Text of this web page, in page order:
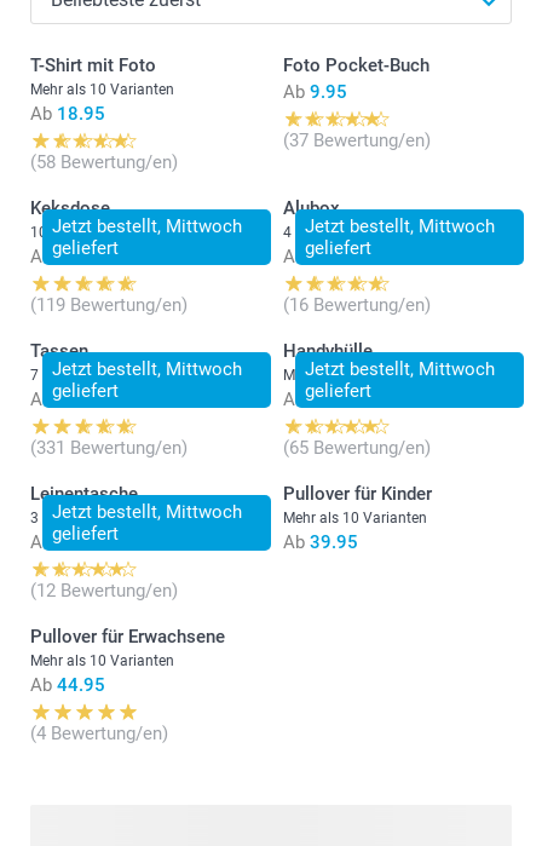
T-Shirt mit Foto
Mehr als 10 Varianten
Ab 18.95
(58 Bewertung/en)
Foto Pocket-Buch
Ab 9.95
(37 Bewertung/en)
Jetzt bestellt, Mittwoch
geliefert
Keksdose
10 Varianten
Ab 24.95
(119 Bewertung/en)
Jetzt bestellt, Mittwoch
geliefert
Alubox
4 Varianten
Ab 18.95
(16 Bewertung/en)
Jetzt bestellt, Mittwoch
geliefert
Tassen
7 Varianten
Ab 14.95
(331 Bewertung/en)
Jetzt bestellt, Mittwoch
geliefert
Handyhülle
Mehr als 10 Varianten
Ab 21.95
(65 Bewertung/en)
Jetzt bestellt, Mittwoch
geliefert
Leinentasche
3 Varianten
Ab 16.95
(12 Bewertung/en)
Pullover für Kinder
Mehr als 10 Varianten
Ab 39.95
Pullover für Erwachsene
Mehr als 10 Varianten
Ab 44.95
(4 Bewertung/en)